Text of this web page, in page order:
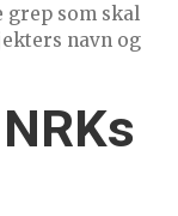
som skal
navn og